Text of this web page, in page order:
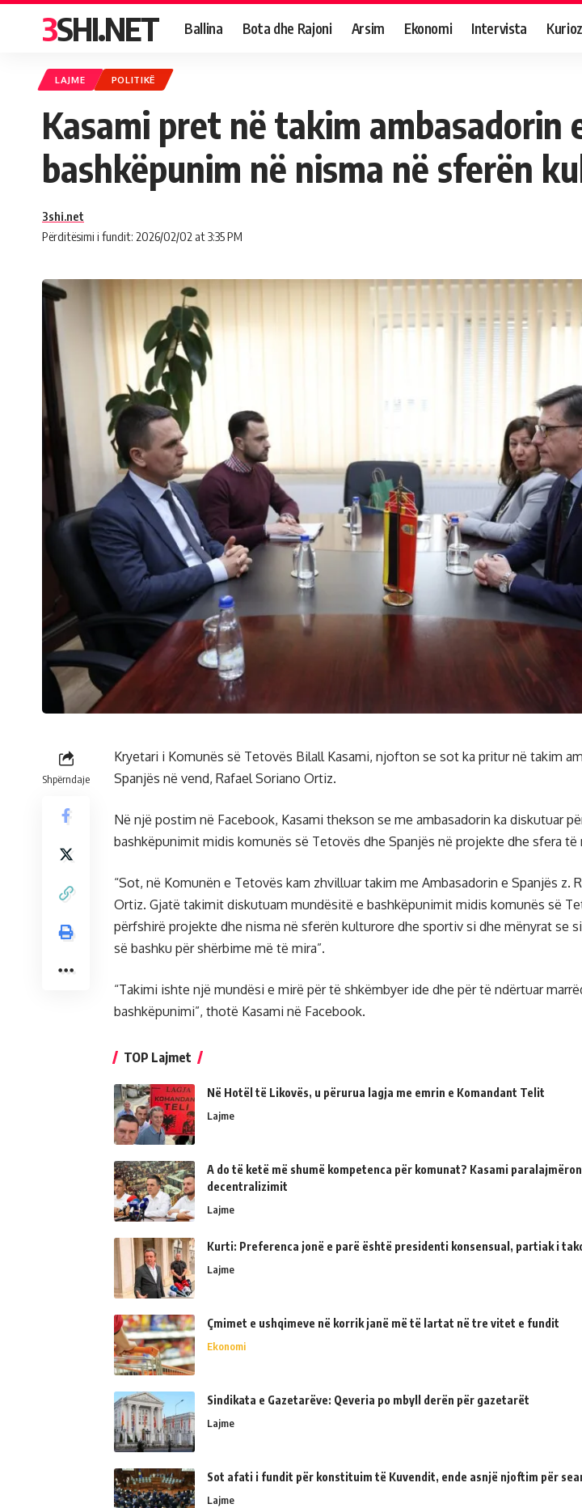
3SHI.NET Ballina Bota dhe Rajoni Arsim Ekonomi Intervista
LAJME POLITIKË
Kasami pret në takim ambasadorin
bashkëpunim në nisma në sferën
Përditësimi i fundit: 2026/02/02 at 3:35 PM
3shi.net
Shpërndaje
Kryetari i Komunës së Tetovës Bilall Kasami, njofton se sot ka pritur në takim
Spanjës në vend, Rafael Soriano Ortiz.
Në një postim në Facebook, Kasami thekson se me ambasadorin ka diskutuar
bashkëpunimit midis komunës së Tetovës dhe Spanjës në projekte dhe sfera të
“Sot, në Komunën e Tetovës kam zhvilluar takim me Ambasadorin e Spanjës z.
Ortiz. Gjatë takimit diskutuam mundësitë e bashkëpunimit midis komunës së
përfshirë projekte dhe nisma në sferën kulturore dhe sportiv si dhe mënyrat se
së bashku për shërbime më të mira”.
“Takimi ishte një mundësi e mirë për të shkëmbyer ide dhe për të ndërtuar
bashkëpunimi”, thotë Kasami në Facebook.
TOP Lajmet
Në Hotël të Likovës, u përurua lagja me emrin e Komandant Telit
Lajme
A do të ketë më shumë kompetenca për komunat? Kasami
decentralizimit
Lajme
Kurti: Preferenca jonë e parë është presidenti konsensual, partiak i
Lajme
Çmimet e ushqimeve në korrik janë më të lartat në tre vitet e fundit
Ekonomi
Sindikata e Gazetarëve: Qeveria po mbyll derën për gazetarët
Lajme
Sot afati i fundit për konstituim të Kuvendit, ende asnjë njoftim për
Lajme